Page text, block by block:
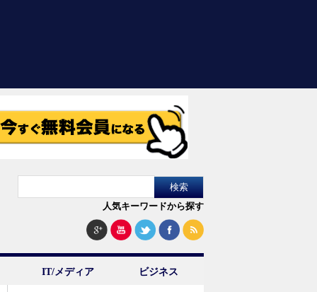
人気キーワードから探す
IT/メディア ビジネス